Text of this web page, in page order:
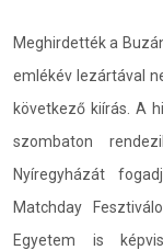
Meghirdették a
emlékév lezártával
következő kiírás. A
szombaton
Nyíregyházát
Matchday
Egyetem is